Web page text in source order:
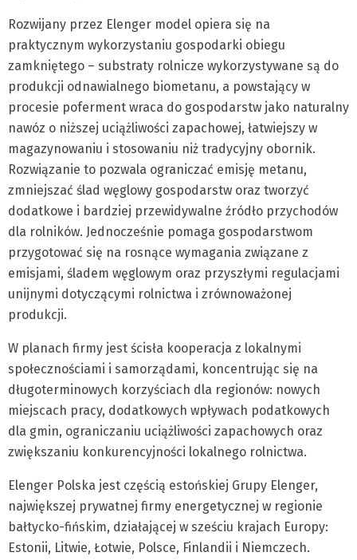
Rozwijany przez Elenger model opiera się na
praktycznym wykorzystaniu gospodarki obiegu
zamkniętego – substraty rolnicze wykorzystywane są do
produkcji odnawialnego biometanu, a powstający w
procesie poferment wraca do gospodarstw jako naturalny
nawóz o niższej uciążliwości zapachowej, łatwiejszy w
magazynowaniu i stosowaniu niż tradycyjny obornik.
Rozwiązanie to pozwala ograniczać emisję metanu,
zmniejszać ślad węglowy gospodarstw oraz tworzyć
dodatkowe i bardziej przewidywalne źródło przychodów
dla rolników. Jednocześnie pomaga gospodarstwom
przygotować się na rosnące wymagania związane z
emisjami, śladem węglowym oraz przyszłymi regulacjami
unijnymi dotyczącymi rolnictwa i zrównoważonej
produkcji.
W planach firmy jest ścisła kooperacja z lokalnymi
społecznościami i samorządami, koncentrując się na
długoterminowych korzyściach dla regionów: nowych
miejscach pracy, dodatkowych wpływach podatkowych
dla gmin, ograniczaniu uciążliwości zapachowych oraz
zwiększaniu konkurencyjności lokalnego rolnictwa.
Elenger Polska jest częścią estońskiej Grupy Elenger,
największej prywatnej firmy energetycznej w regionie
bałtycko-fińskim, działającej w sześciu krajach Europy:
Estonii, Litwie, Łotwie, Polsce, Finlandii i Niemczech.